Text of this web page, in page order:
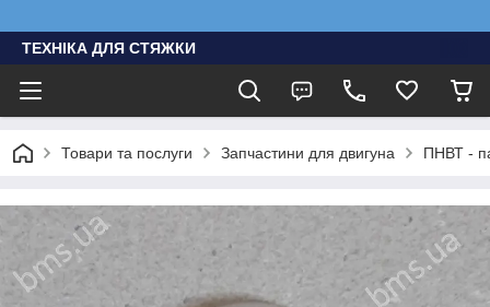
ТЕХНІКА ДЛЯ СТЯЖКИ
Товари та послуги Запчастини для двигуна ПНВТ -